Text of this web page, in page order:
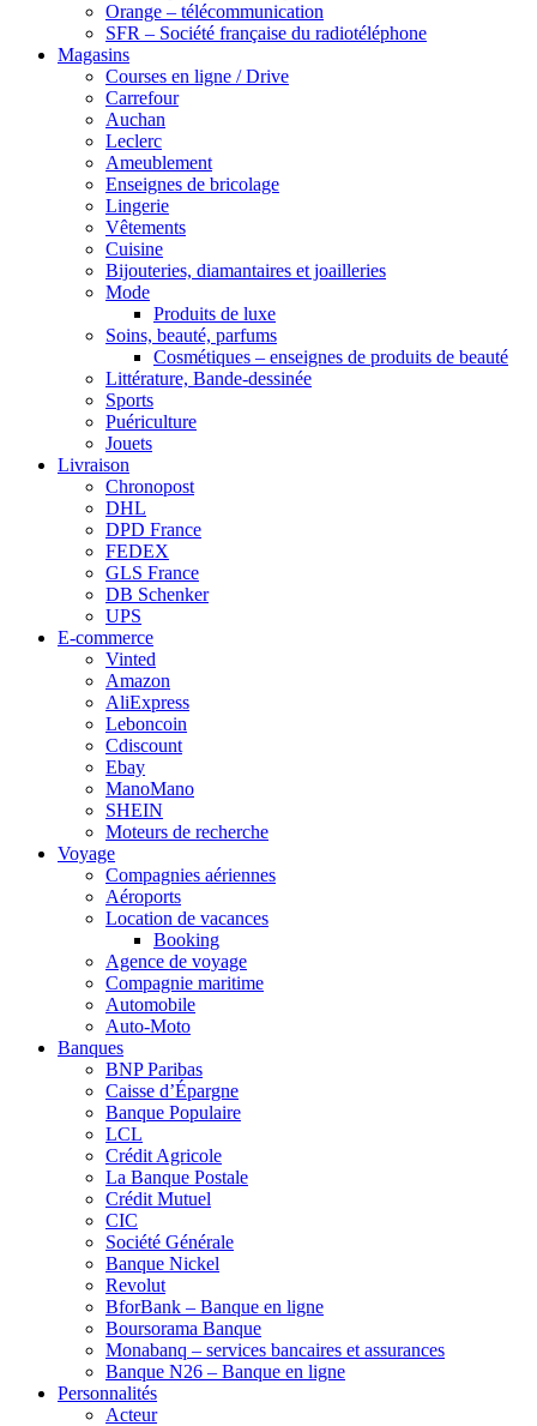
Orange – télécommunication
SFR – Société française du radiotéléphone
Magasins
Courses en ligne / Drive
Carrefour
Auchan
Leclerc
Ameublement
Enseignes de bricolage
Lingerie
Vêtements
Cuisine
Bijouteries, diamantaires et joailleries
Mode
Produits de luxe
Soins, beauté, parfums
Cosmétiques – enseignes de produits de beauté
Littérature, Bande-dessinée
Sports
Puériculture
Jouets
Livraison
Chronopost
DHL
DPD France
FEDEX
GLS France
DB Schenker
UPS
E-commerce
Vinted
Amazon
AliExpress
Leboncoin
Cdiscount
Ebay
ManoMano
SHEIN
Moteurs de recherche
Voyage
Compagnies aériennes
Aéroports
Location de vacances
Booking
Agence de voyage
Compagnie maritime
Automobile
Auto-Moto
Banques
BNP Paribas
Caisse d’Épargne
Banque Populaire
LCL
Crédit Agricole
La Banque Postale
Crédit Mutuel
CIC
Société Générale
Banque Nickel
Revolut
BforBank – Banque en ligne
Boursorama Banque
Monabanq – services bancaires et assurances
Banque N26 – Banque en ligne
Personnalités
Acteur